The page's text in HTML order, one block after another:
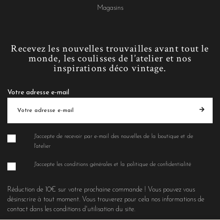
Magasins
Recevez les nouvelles trouvailles avant tout le
monde, les coulisses de l’atelier et nos
inspirations déco vintage.
Votre adresse e-mail
J'accepte de recevoir par e-mail des nouvelles de la boutique et de
l'atelier
J'accepte les conditions générales et la politique de confidentialité
Réduction de 10€ sur votre prochaine commande ! Vous pouvez vous
désinscrire à tout moment. Vous trouverez pour cela nos informations de
contact dans les conditions d'utilisation du site.